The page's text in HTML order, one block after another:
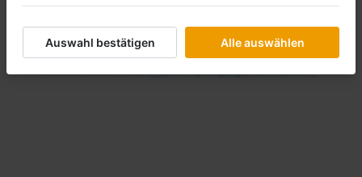
Auswahl bestätigen Alle auswählen